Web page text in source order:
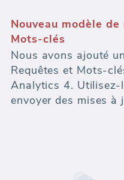
Nouveau modèle
Mots-clés
Nous avons ajouté
Requêtes et Mots-
Analytics 4.
envoyer des mises à